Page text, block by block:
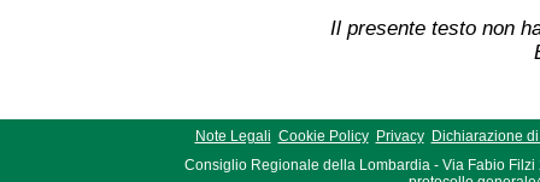
Il presente testo non
Note Legali Cookie Policy Privacy
Dichiarazione
Consiglio Regionale della Lombardia - Via Fabio Filzi